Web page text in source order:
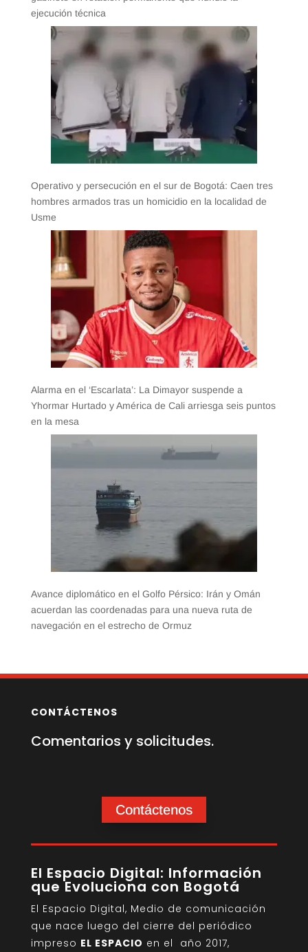
ejecución técnica
Operativo y persecución en el sur de Bogotá: Caen tres
hombres armados tras un homicidio en la localidad de
Usme
Alarma en el ‘Escarlata’: La Dimayor suspende a
Yhormar Hurtado y América de Cali arriesga seis puntos
en la mesa
Avance diplomático en el Golfo Pérsico: Irán y Omán
acuerdan las coordenadas para una nueva ruta de
navegación en el estrecho de Ormuz
CONTÁCTENOS
Comentarios y solicitudes.
Contáctenos
El Espacio Digital: Información
que Evoluciona con Bogotá
El Espacio Digital, Medio de comunicación
que nace luego del cierre del periódico
impreso EL ESPACIO en el año 2017,